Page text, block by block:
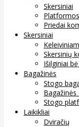
Skersiniai
Platformos
Priedai
Skersiniai
Skersinių
Išilginiai
Bagažinės
Stogo
Stogo
Laikikliai
Dviračių